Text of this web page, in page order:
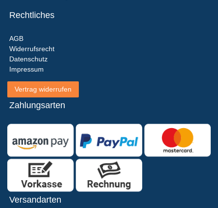
Rechtliches
AGB
Widerrufsrecht
Datenschutz
Impressum
Vertrag widerrufen
Zahlungsarten
Versandarten